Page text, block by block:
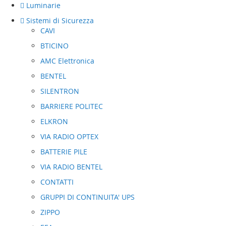
Luminarie
Sistemi di Sicurezza
CAVI
BTICINO
AMC Elettronica
BENTEL
SILENTRON
BARRIERE POLITEC
ELKRON
VIA RADIO OPTEX
BATTERIE PILE
VIA RADIO BENTEL
CONTATTI
GRUPPI DI CONTINUITA' UPS
ZIPPO